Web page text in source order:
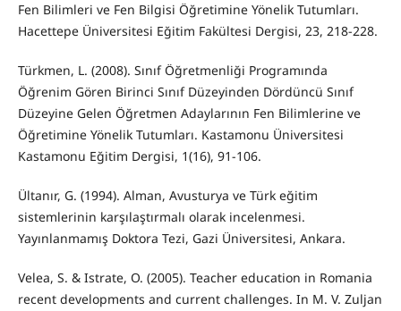
Fen Bilimleri ve Fen Bilgisi Öğretimine Yönelik Tutumları.
Hacettepe Üniversitesi Eğitim Fakültesi Dergisi, 23, 218-228.
Türkmen, L. (2008). Sınıf Öğretmenliği Programında
Öğrenim Gören Birinci Sınıf Düzeyinden Dördüncü Sınıf
Düzeyine Gelen Öğretmen Adaylarının Fen Bilimlerine ve
Öğretimine Yönelik Tutumları. Kastamonu Üniversitesi
Kastamonu Eğitim Dergisi, 1(16), 91-106.
Ültanır, G. (1994). Alman, Avusturya ve Türk eğitim
sistemlerinin karşılaştırmalı olarak incelenmesi.
Yayınlanmamış Doktora Tezi, Gazi Üniversitesi, Ankara.
Velea, S. & Istrate, O. (2005). Teacher education in Romania
recent developments and current challenges. In M. V. Zuljan